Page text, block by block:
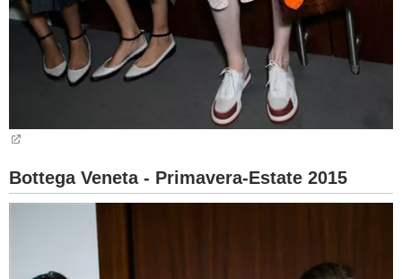
Bottega Veneta - Primavera-Estate 2015